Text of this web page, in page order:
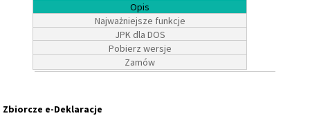
Opis
Najważniejsze funkcje
JPK dla DOS
Pobierz wersje
Zamów
Zbiorcze e-Deklaracje